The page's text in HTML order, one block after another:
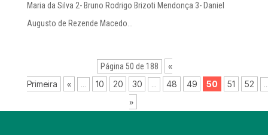
Maria da Silva 2- Bruno Rodrigo Brizoti Mendonça 3- Daniel
Augusto de Rezende Macedo...
Página 50 de 188
«
Primeira
« 10 20 30 48 49 50 51 52
»